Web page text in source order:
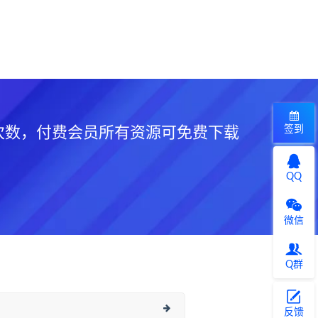
，付费会员所有资源可免费下载 签到
QQ
微信
Q群
反馈